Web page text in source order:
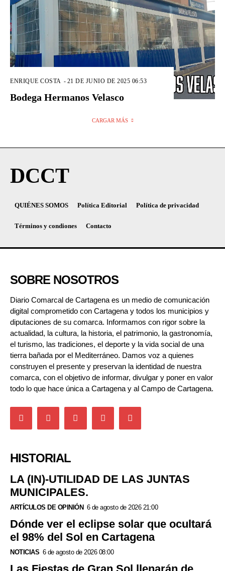
ENRIQUE COSTA - 21 DE JUNIO DE 2025 06:53
Bodega Hermanos Velasco
CARGAR MÁS
DCCT
QUIÉNES SOMOS Política Editorial Política de privacidad
Términos y condiones Contacto
SOBRE NOSOTROS
Diario Comarcal de Cartagena es un medio de comunicación
digital comprometido con Cartagena y todos los municipios y
diputaciones de su comarca. Informamos con rigor sobre la
actualidad, la cultura, la historia, el patrimonio, la gastronomía,
el turismo, las tradiciones, el deporte y la vida social de una
tierra bañada por el Mediterráneo. Damos voz a quienes
construyen el presente y preservan la identidad de nuestra
comarca, con el objetivo de informar, divulgar y poner en valor
todo lo que hace única a Cartagena y al Campo de Cartagena.
HISTORIAL
LA (IN)-UTILIDAD DE LAS JUNTAS
MUNICIPALES.
ARTÍCULOS DE OPINIÓN 6 de agosto de 2026 21:00
Dónde ver el eclipse solar que ocultará
el 98% del Sol en Cartagena
NOTICIAS 6 de agosto de 2026 08:00